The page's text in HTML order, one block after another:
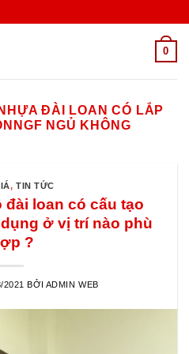
0
ĐÀI LOAN CÓ LẮP
NGỦ KHÔNG
,TIN TỨC
loan có cấu tạo
ở vị trí nào phù
?
2021 BỞI ADMIN WEB